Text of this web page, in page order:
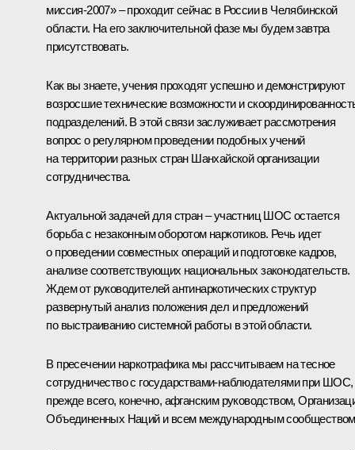
миссия-2007» – проходит сейчас в России в Челябинской
области. На его заключительной фазе мы будем завтра
присутствовать.
Как вы знаете, учения проходят успешно и демонстрируют
возросшие технические возможности и
подразделений. В этой связи заслуживает рассмотрения
вопрос о регулярном проведении подобных учений
на территории разных стран Шанхайской организации
сотрудничества.
Актуальной задачей для стран – участниц ШОС остается
борьба с незаконным оборотом наркотиков. Речь идет
о проведении совместных операций и подготовке кадров,
анализе соответствующих национальных законодательств.
Ждем от руководителей антинаркотических структур
развернутый анализ положения дел и предложений
по выстраиванию системной работы в этой области.
В пресечении наркотрафика мы рассчитываем на тесное
сотрудничество с государствами-наблюдателями при ШОС,
прежде всего, конечно, афганским руководством,
Объединенных Наций и всем международным